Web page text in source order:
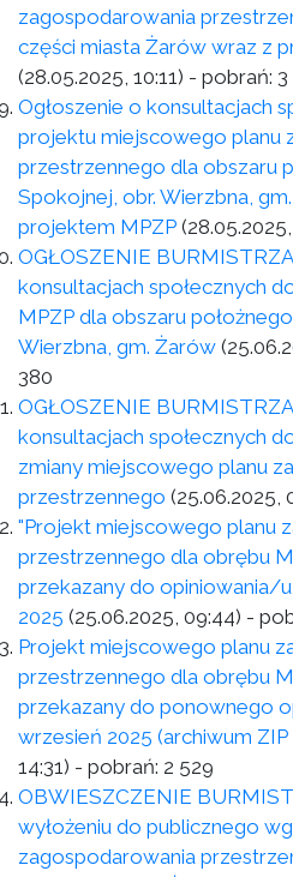
zagospodarowania
części miasta Żarów wraz z
(28.05.2025, 10:11) - pobrań: 3
Ogłoszenie o konsultacjach
projektu miejscowego planu
przestrzennego dla obszaru
Spokojnej, obr. Wierzbna,
projektem MPZP
OGŁOSZENIE
konsultacjach społecznych
MPZP dla obszaru
Wierzbna, gm. Żarów
380
OGŁOSZENIE
konsultacjach społecznych
zmiany miejscowego planu
przestrzennego (25.06.2025,
"Projekt miejscowego planu
przestrzennego dla obrębu
przekazany do opiniowania/
2025 (25.06.2025, 09:44) -
Projekt miejscowego planu
przestrzennego dla obrębu
przekazany do ponownego
wrzesień 2025 (archiwum
14:31) - pobrań: 2 529
OBWIESZCZENIE
wyłożeniu do publicznego
zagospodarowania